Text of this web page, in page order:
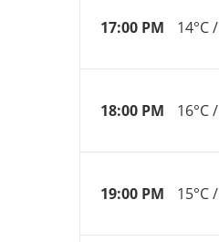
17:00 PM 14°C /
18:00 PM 16°C /
19:00 PM 15°C /